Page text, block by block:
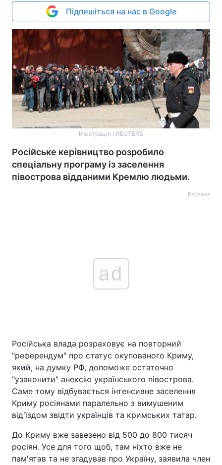
Підпишіться на нас в Google
Ілюстрація / REUTERS
Російське керівництво розробило
спеціальну програму із заселення
півострова відданими Кремлю людьми.
Реклама
ad
Російська влада розраховує на повторний
"референдум" про статус окупованого Криму,
який, на думку РФ, допоможе остаточно
"узаконити" анексію українського півострова.
Саме тому відбувається інтенсивне заселення
Криму росіянами паралельно з вимушеним
від'їздом звідти українців та кримських татар.
До Криму вже завезено від 500 до 800 тисяч
росіян. Усе для того щоб, там ніхто вже не
пам'ятав та не згадував про Україну, заявила член